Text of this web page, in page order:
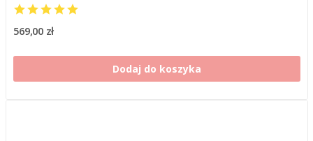
569,00 zł
Dodaj do koszyka